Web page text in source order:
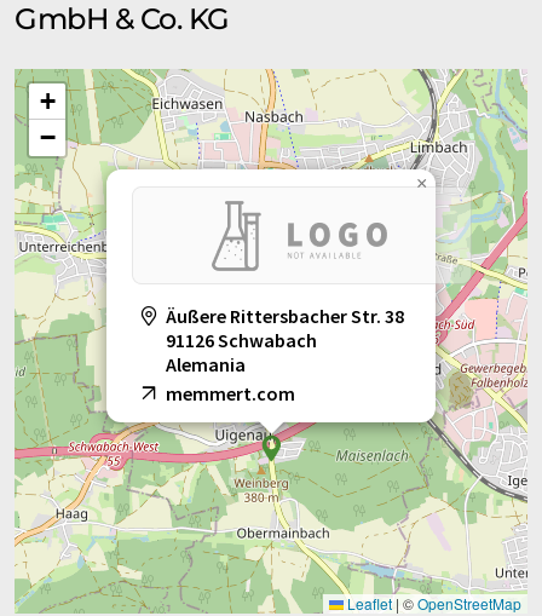
GmbH & Co. KG
Äußere Rittersbacher Str. 38
91126 Schwabach
Alemania
memmert.com
×
+
−
Leaflet | ©OpenStreetMap